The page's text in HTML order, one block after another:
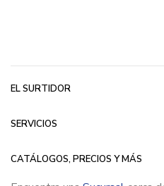
EL SURTIDOR
SERVICIOS
CATÁLOGOS, PRECIOS Y MÁS